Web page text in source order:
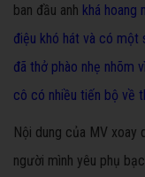
ban đầu anh khá hoang
điệu khó hát và có một
đã thở phào nhẹ nhõm
cô có nhiều tiến bộ về
Nội dung của MV xoay
người mình yêu phụ